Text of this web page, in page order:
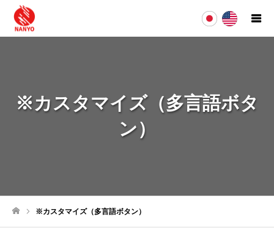
※カスタマイズ（多言語ボタ
ン）
※カスタマイズ（多言語ボタン）